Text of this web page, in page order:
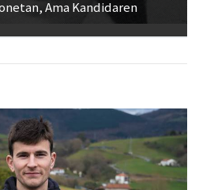
Ama Kandidaren